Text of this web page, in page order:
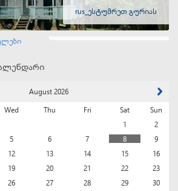
rus_ესტუმრეთ გურიას
rus_სასარგებლო ბმულები
August 2026
Wed Thu Fri Sat
Sun
1
2
5 6 7 8
9
12 13 14 15
16
19 20 21 22
23
26 27 28 29
30